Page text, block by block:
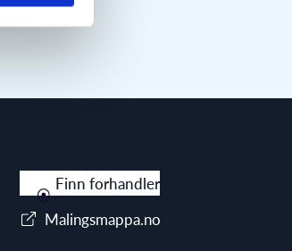
Finn forhandler
Malingsmappa.no